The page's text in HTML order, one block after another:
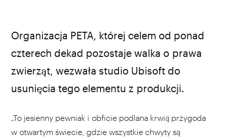
Organizacja PETA, której celem od ponad
czterech dekad pozostaje walka o prawa
zwierząt, wezwała studio Ubisoft do
usunięcia tego elementu z produkcji.
„To jesienny pewniak i obficie podlana krwią przygoda
w otwartym świecie, gdzie wszystkie chwyty są